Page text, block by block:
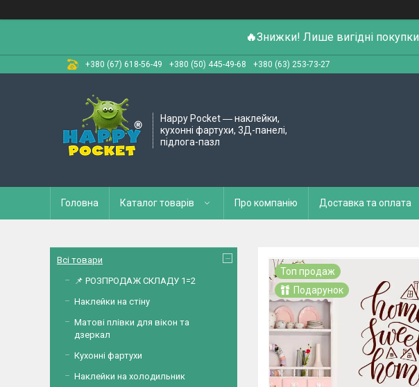
🔥Знижки! Лише вигідні покупки
+380 (67) 618-56-49 +380 (50) 445-49-68 +380 (63) 253-73-27
Happy Pocket ― наклейки,
кухонні фартухи, 3Д-панелі,
підлога-пазл
Головна Каталог товарів Про компанію Доставка та оплата
Подарунок
Топ продаж
Всі товари
📌 РОЗПРОДАЖ СКЛАДУ 1=2
Наклейки на стіну
Матові плівки для вікон та
дзеркал
Кухонні фартухи
Наклейки на холодильник